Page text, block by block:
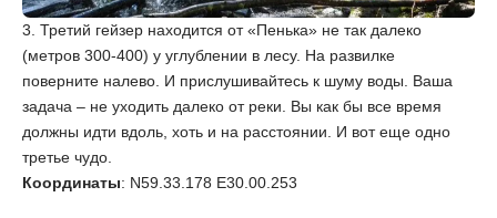
3. Третий гейзер находится от «Пенька» не так далеко
(метров 300-400) у углублении в лесу. На развилке
поверните налево. И прислушивайтесь к шуму воды. Ваша
задача – не уходить далеко от реки. Вы как бы все время
должны идти вдоль, хоть и на расстоянии. И вот еще одно
третье чудо.
Координаты: N59.33.178 E30.00.253